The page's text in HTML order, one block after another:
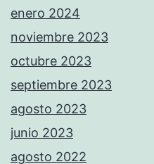
enero 2024
noviembre 2023
octubre 2023
septiembre 2023
agosto 2023
junio 2023
agosto 2022